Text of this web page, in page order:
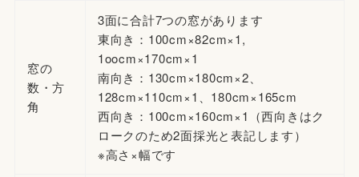
窓の
数・方
角
3面に合計7つの窓があります
東向き：100cm×82cm×1,
1oocm×170cm×1
南向き：130cm×180cm×2、
128cm×110cm×1、180cm×165cm
西向き：100cm×160cm×1（西向きはク
ロークのため2面採光と表記します）
※高さ×幅です